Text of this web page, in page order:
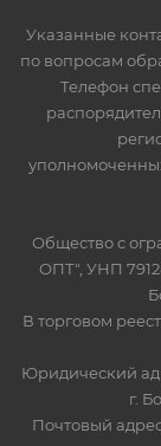
Указанные
по вопросам
Телефон
Общество с
ОПТ", УНП
В торговом
Юридический
г.
Почтовый